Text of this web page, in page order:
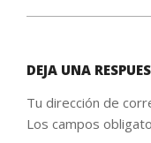
DEJA UNA
Tu dirección de
Los campos